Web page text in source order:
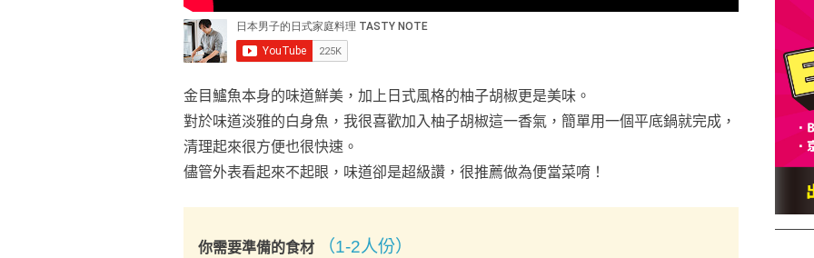
金目鱸魚本身的味道鮮美，加上日式風格的柚子胡椒更是美味。
對於味道淡雅的白身魚，我很喜歡加入柚子胡椒這一香氣，簡單用一個平底鍋就完成，
清理起來很方便也很快速。
儘管外表看起來不起眼，味道卻是超級讚，很推薦做為便當菜唷！
你需要準備的食材 （1-2人份）